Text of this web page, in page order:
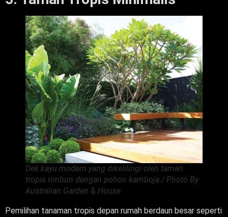
Dek kayu modern yang dikelilingi oleh taman
tropis rimbun dengan pohon kamboja / Photo By
Australian Garden & House
Pemilihan tanaman tropis depan rumah berdaun besar seperti